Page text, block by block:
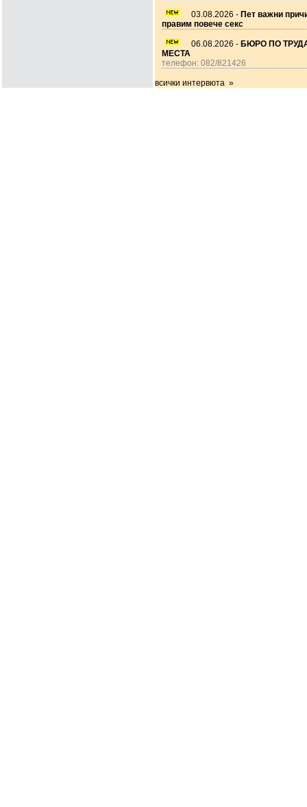
03.08.2026 - Пет важни
правим повече секс
06.08.2026 - БЮРО ПО
МЕСТА
телефон: 082/821426
всички интервюта »